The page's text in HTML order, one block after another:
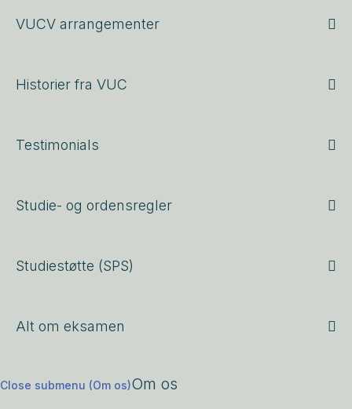
VUCV arrangementer
Historier fra VUC
Testimonials
Studie- og ordensregler
Studiestøtte (SPS)
Alt om eksamen
Close submenu (Om os)Om os